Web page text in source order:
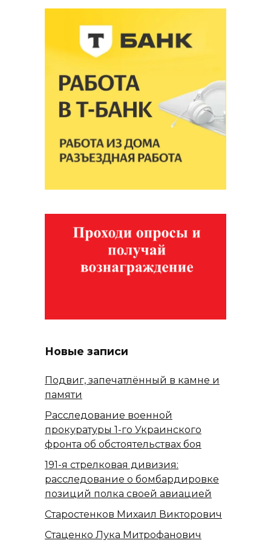
Новые записи
Подвиг, запечатлённый в камне и
памяти
Расследование военной
прокуратуры 1-го Украинского
фронта об обстоятельствах боя
191-я стрелковая дивизия:
расследование о бомбардировке
позиций полка своей авиацией
Старостенков Михаил Викторович
Стаценко Лука Митрофанович